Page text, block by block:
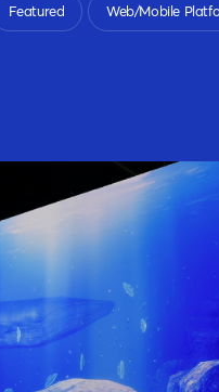
Featured
Featured
Web/Mobile
Web/Mobile